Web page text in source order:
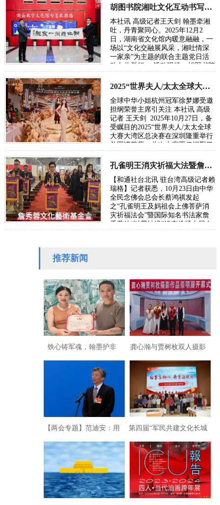
式入驻青…
胡图书院湘吐文化互动书写民族团结新章
本社讯 高级记者王天剑 翰墨牵湘
吐，丹青聚同心。2025年12月2
日，湖南省文化馆内暖意融融，一
场以“文化交融展风采，湘吐情深
一家亲”为主题的联合主题党日活
动在此举行。 活动现场，胡图书院
吐情深一家亲”…
2025“世界夫人/太太全球大赛大湾区总决赛在深圳落幕
全球中华小姐杭州冠军徐梦娜受邀
担纲荣誉主席引关注 本社讯 高级
记者 王天剑 2025年10月27日，备
受瞩目的2025“世界夫人/太太全球
大赛大湾区总决赛在深圳隆重举行
并圆满落幕。此次大赛不仅汇聚了
华儿女…
孔雀明王消灾祈福大法暨詹秀蓉镂空佛经展台北隆重举行
【和通社台北讯 驻台湾高级记者赖
瑞格】记者获悉，10月23日由中华
全民念佛会总会长蔡鸿祺发起
之“孔雀明王及妈祖会上佛菩萨消
灾祈福法会”暨国际知名书法家詹
秀蓉的“以墨结缘”镂空佛经大展在
推荐新闻
铁心铸军魂，翰墨护非
遗：胡勇飞开承宁乡木活
字新章
龚心瀚与贾树枚双人摄影
作品展在沪举办
【两会专题】范迪安：用
文艺作品讲好脱贫攻坚生
动故事
第四届“军民共建文化长城
书画展”在上海隆重举行